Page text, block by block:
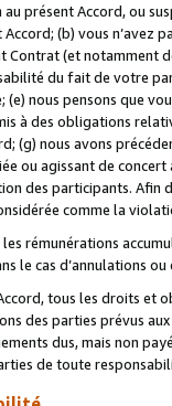
présent Accord, ou
(b) vous n’avez
(et notamment
du fait de votre
nous pensons que
à des obligations
(g) nous avons
ou agissant de concert
des participants. Afin
comme la
rémunérations
le cas d’annulations ou
tous les droits et
des parties prévus
dus, mais non
de toute